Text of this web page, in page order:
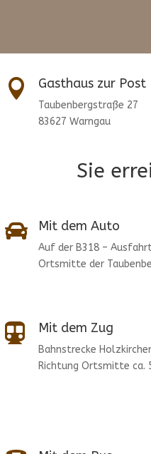
 Gasthaus zur Post
Taubenbergstraße 27
83627 Warngau
Sie
 Mit dem Auto
Auf der B318 –
Ortsmitte der
 Mit dem Zug
Bahnstrecke
Richtung Ortsmitte ca.